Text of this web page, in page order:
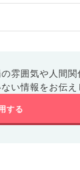
雰囲気や人間関
い情報をお伝え
する